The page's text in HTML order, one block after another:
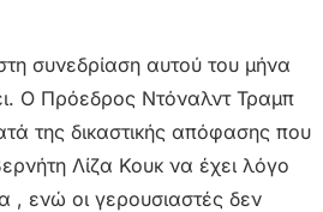
συνεδρίαση αυτού του μήνα
Ο Πρόεδρος Ντόναλντ Τραμπ
της δικαστικής απόφασης που
Λίζα Κουκ να έχει λόγο
, ενώ οι γερουσιαστές δεν